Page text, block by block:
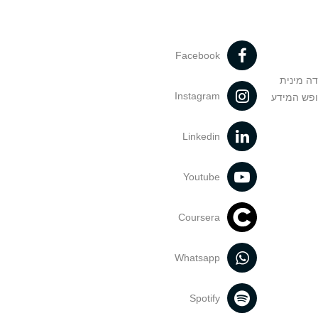
מינית
המידע
Facebook
Instagram
Linkedin
Youtube
Coursera
Whatsapp
Spotify